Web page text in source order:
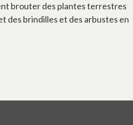
brouter des plantes terrestres
des brindilles et des arbustes en